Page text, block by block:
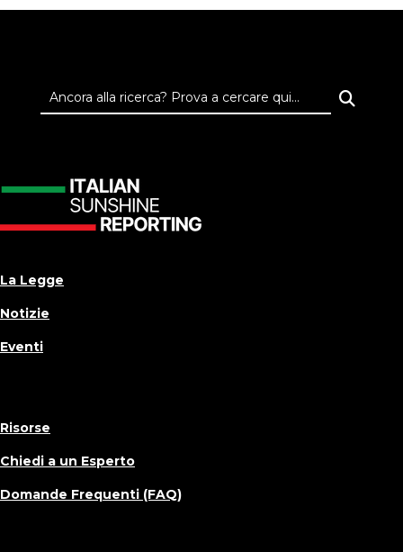
La Legge
Notizie
Eventi
Risorse
Chiedi a un Esperto
Domande Frequenti (FAQ)